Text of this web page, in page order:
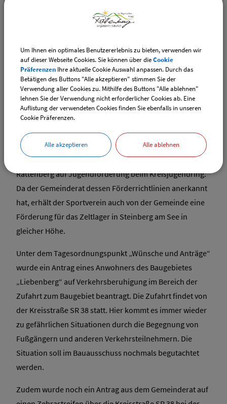
Außerdem hat der Gemeinderat eine
neuen Hebesätze für die Grundsteuer ab 2025 festgelegt.
Dieser beträgt für die Grundsteuer A weiterhin 320 % und
für die Grundsteuer B zukünftig 190 %. Sollten sich die
mitgeteilten Werte des Finanzamts in den nächsten
Jahren wesentlich ändern, kann eine erneute Anpassung
des Hebesatzes notwendig werden.
Danach berichtete der 1. Bürgermeister dem
Gemeinderat über einen gestellten Antrag der DJK
Rattenberg auf Jugendförderung beim Kreisjugendring.
Da der Gemeinderat dessen Förderrichtlinien anerkannt
hat, erhält der Sportverein auch von der Gemeinde eine
Förderung für das Zeltlager in Steinberg am See in
gleicher Höhe.
Unter dem Tagesordnungspunkt „Wünsche und Anträge“
wurde ein Antrag eines Anwohners des Baugebietes
„Liebenberg“ auf Verkehrsberuhigung im Bereich der
Zufahrt zum Baugebiet beantragt. Die Zufahrt findet von
der Kreisstraße SR 38 statt. Hier kommt es immer wieder
zu gefährlichen Situationen durch die Begegnung von
Fußgängern und anderen Verkehrsteilnehmern. Die
Situation soll im Bauausschuss nochmals begutachtet
werden.
Zudem wurde noch ein Antrag aus dem Gemeinderat auf
Um Ihnen ein optimales Benutzererlebnis zu bieten, verwenden wir
auf dieser Webseite Cookies. Sie können über dieCookie
Präferenzen Ihre aktuelle Cookie Auswahl anpassen. Durch das
Betätigen des Buttons "Alle akzeptieren" stimmen Sie der
Verwendung aller Cookies zu. Mithilfe des Buttons "Alle ablehnen"
lehnen Sie der Verwendung nicht erforderlicher Cookies ab. Eine
Auflistung der verwendeten Cookies finden Sie ebenfalls in unseren
Cookie Präferenzen.
Alle akzeptieren Alle ablehnen